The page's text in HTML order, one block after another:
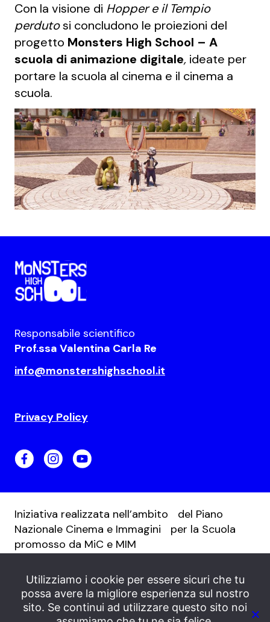
Con la visione di Hopper e il Tempio
perdutosi concludono le proiezioni del
progetto Monsters High School – A
scuola di animazione digitale, ideate per
portare la scuola al cinema e il cinema a
scuola.
Responsabile scientifico
Prof.ssa Valentina Carla Re
info@monstershighschool.it
Privacy Policy
Iniziativa realizzata nell’ambito del Piano
Nazionale Cinema e Immagini per la Scuola
promosso da MiC e MIM
Utilizziamo i cookie per essere sicuri che tu
possa avere la migliore esperienza sul nostro
sito. Se continui ad utilizzare questo sito noi